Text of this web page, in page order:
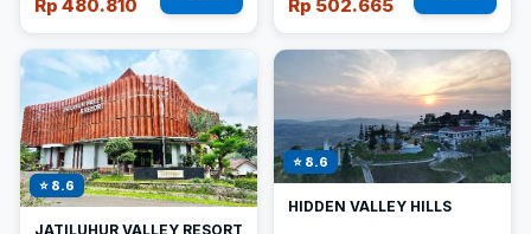
Rp 480.810 Rp 502.665
⭐ 8.6
JATILUHUR VALLEY RESORT
⭐ 8.6
HIDDEN VALLEY HILLS